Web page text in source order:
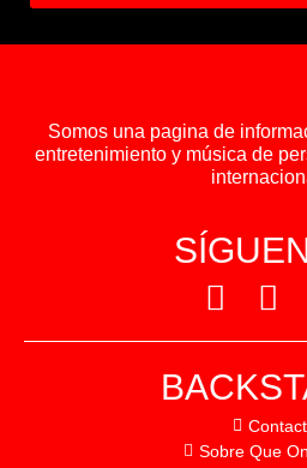
Somos una pagina de
entretenimiento y música de
Sobre Que